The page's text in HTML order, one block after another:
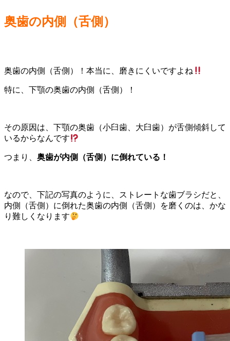
奥歯の内側（舌側）
奥歯の内側（舌側）！本当に、磨きにくいですよね
特に、下顎の奥歯の内側（舌側）！
その原因は、下顎の奥歯（小臼歯、大臼歯）が舌側傾斜して
いるからなんです
つまり、 奥歯が内側（舌側）に倒れている！
なので、下記の写真のように、ストレートな歯ブラシだと、
内側（舌側）に倒れた奥歯の内側（舌側）を磨くのは、かな
り難しくなります